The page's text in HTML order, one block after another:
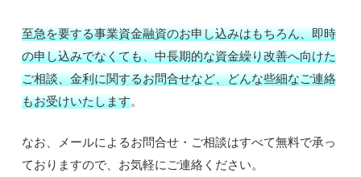
至急を要する事業資金融資のお申し込みはもちろん、即時
の申し込みでなくても、中長期的な資金繰り改善へ向けた
ご相談、金利に関するお問合せなど、どんな些細なご連絡
もお受けいたします。
なお、メールによるお問合せ・ご相談はすべて無料で承っ
ておりますので、お気軽にご連絡ください。